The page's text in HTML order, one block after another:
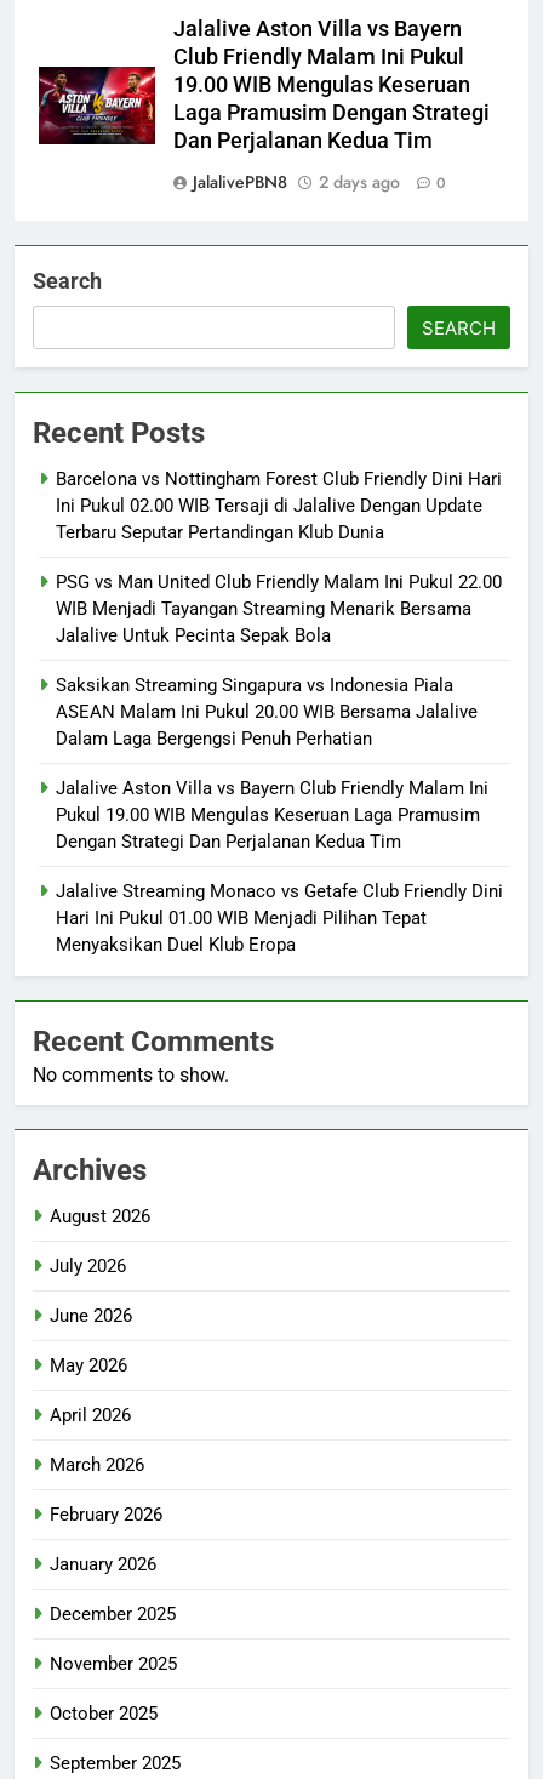
Jalalive Aston Villa vs Bayern
Club Friendly Malam Ini Pukul
19.00 WIB Mengulas Keseruan
Laga Pramusim Dengan Strategi
Dan Perjalanan Kedua Tim
JalalivePBN8
2 days ago 0
Search
SEARCH
Recent Posts
Barcelona vs Nottingham Forest Club Friendly Dini Hari
Ini Pukul 02.00 WIB Tersaji di Jalalive Dengan Update
Terbaru Seputar Pertandingan Klub Dunia
PSG vs Man United Club Friendly Malam Ini Pukul 22.00
WIB Menjadi Tayangan Streaming Menarik Bersama
Jalalive Untuk Pecinta Sepak Bola
Saksikan Streaming Singapura vs Indonesia Piala
ASEAN Malam Ini Pukul 20.00 WIB Bersama Jalalive
Dalam Laga Bergengsi Penuh Perhatian
Jalalive Aston Villa vs Bayern Club Friendly Malam Ini
Pukul 19.00 WIB Mengulas Keseruan Laga Pramusim
Dengan Strategi Dan Perjalanan Kedua Tim
Jalalive Streaming Monaco vs Getafe Club Friendly Dini
Hari Ini Pukul 01.00 WIB Menjadi Pilihan Tepat
Menyaksikan Duel Klub Eropa
Recent Comments
No comments to show.
Archives
August 2026
July 2026
June 2026
May 2026
April 2026
March 2026
February 2026
January 2026
December 2025
November 2025
October 2025
September 2025